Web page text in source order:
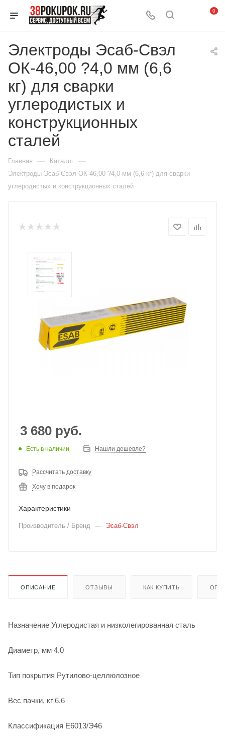
0
Электроды Эсаб-Свэл
ОК-46,00 ?4,0 мм (6,6
кг) для сварки
углеродистых и
конструкционных
сталей
Главная — Каталог —
Электроды Эсаб-Свэл ОК-46,00 ?4,0 мм (6,6 кг) для сварки
углеродистых и конструкционных сталей
3 680 руб.
Есть в наличии Нашли дешевле?
Рассчитать доставку
Хочу в подарок
Характеристики
Производитель / Бренд — Эсаб-Свэл
ОПИСАНИЕ ОТЗЫВЫ КАК КУПИТЬ
Назначение Углеродистая и низколегированная сталь
Диаметр, мм 4.0
Тип покрытия Рутилово-целлюлозное
Вес пачки, кг 6,6
Классификация E6013/Э46